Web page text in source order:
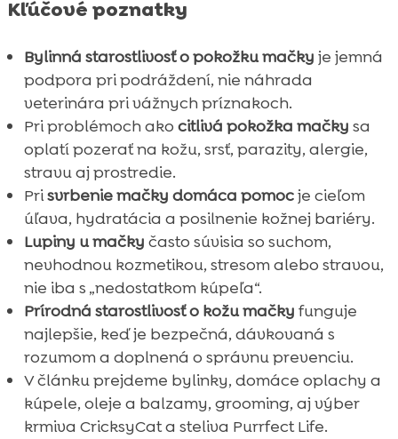
Kľúčové poznatky
Bylinná starostlivosť o pokožku mačky je jemná
podpora pri podráždení, nie náhrada
veterinára pri vážnych príznakoch.
Pri problémoch ako citlivá pokožka mačky sa
oplatí pozerať na kožu, srsť, parazity, alergie,
stravu aj prostredie.
Prisvrbenie mačky domáca pomocje cieľom
úľava, hydratácia a posilnenie kožnej bariéry.
Lupiny u mačky často súvisia so suchom,
nevhodnou kozmetikou, stresom alebo stravou,
nie iba s „nedostatkom kúpeľa“.
Prírodná starostlivosť o kožu mačky funguje
najlepšie, keď je bezpečná, dávkovaná s
rozumom a doplnená o správnu prevenciu.
V článku prejdeme bylinky, domáce oplachy a
kúpele, oleje a balzamy, grooming, aj výber
krmiva CricksyCat a steliva Purrfect Life.